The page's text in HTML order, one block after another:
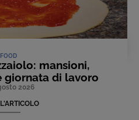
FOOD
mansioni,
giornata di lavoro
2026